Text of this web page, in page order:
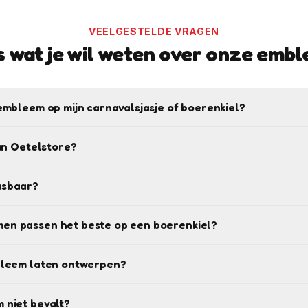
VEELGESTELDE VRAGEN
wat je wil weten over onze
op mijn carnavalsjasje of boerenkiel?
Oetelstore?
passen het beste op een boerenkiel?
laten ontwerpen?
niet bevalt?